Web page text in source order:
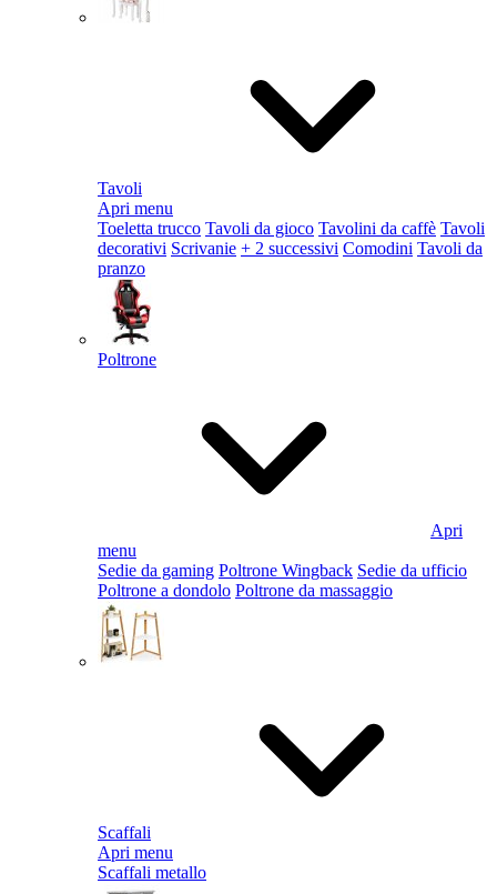
Tavoli
Apri menu
Toeletta trucco Tavoli da gioco Tavolini da caffè Tavoli
decorativi Scrivanie + 2 successivi Comodini Tavoli da
pranzo
Poltrone
Apri
menu
Sedie da gaming Poltrone Wingback Sedie da ufficio
Poltrone a dondolo Poltrone da massaggio
Scaffali
Apri menu
Scaffali metallo